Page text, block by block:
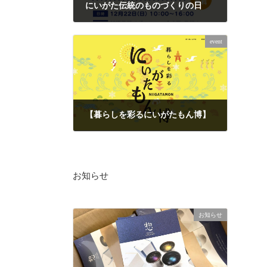
にいがた伝統のものづくりの日
event
【暮らしを彩るにいがたもん博】
お知らせ
お知らせ